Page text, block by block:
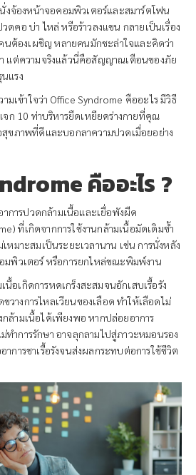
จ้องหน้าจอคอมพิวเตอร์และสมาร์ตโฟน
คอ บ่า ไหล่ หรือร้าวลงแขน กลายเป็นเรื่อง
ต้องเผชิญ หลายคนมักชะล่าใจและคิดว่า
แต่ความจริงแล้วนี่คือสัญญาณเตือนของภัย
แรง
เข้าใจว่า Office Syndrome คืออะไร มีวิธี
จก 10 ท่าบริหารยืดเหยียดร่างกายที่คุณ
สุขภาพที่ดีและบอกลาความปวดเมื่อยอย่าง
คืออะไร ?
การปวดกล้ามเนื้อและเยื่อพังผืด
ที่เกิดจากการใช้งานกล้ามเนื้อมัดเดิมซ้ำ
หมาะสมเป็นระยะเวลานาน เช่น การนั่งหลัง
มพิวเตอร์ หรือการยกไหล่ขณะพิมพ์งาน
อเกิดการหดเกร็งสะสมจนอักเสบเรื้อรัง
างการไหลเวียนของเลือด ทำให้เลือดไม่
กล้ามเนื้อได้เพียงพอ หากปล่อยอาการ
ำการรักษา อาจลุกลามไปสู่ภาวะหมอนรอง
การชาเรื้อรังจนส่งผลกระทบต่อการใช้ชีวิต